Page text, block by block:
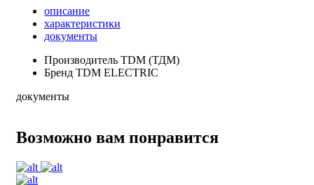
описание
характеристики
документы
Производитель TDM (ТДМ)
Бренд TDM ELECTRIC
документы
Возможно вам понравится